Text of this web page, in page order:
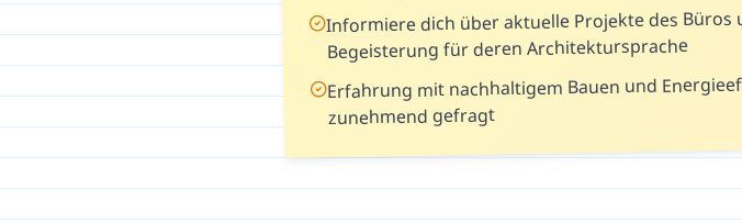
Informiere dich über aktuelle Projekte des Büros
Begeisterung für deren Architektursprache
Erfahrung mit nachhaltigem Bauen und
zunehmend gefragt